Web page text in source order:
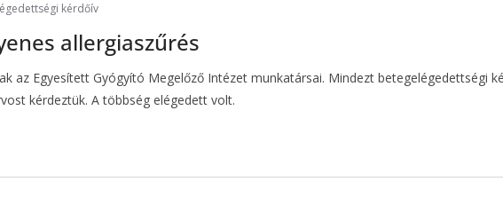
kérdőív
allergiaszűrés
az Egyesített Gyógyító Megelőző Intézet munkatársai. Mindezt betegelégedettségi
kérdeztük. A többség elégedett volt.